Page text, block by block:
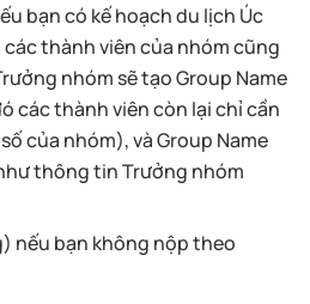
bạn có kế hoạch du lịch Úc
thành viên của nhóm cũng
nhóm sẽ tạo Group Name
các thành viên còn lại chỉ cần
của nhóm), và Group Name
thông tin Trưởng nhóm
nếu bạn không nộp theo